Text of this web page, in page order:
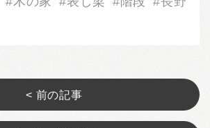
< 前の記事